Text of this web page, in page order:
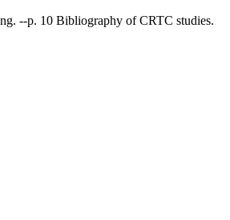
--p. 10 Bibliography of CRTC studies.